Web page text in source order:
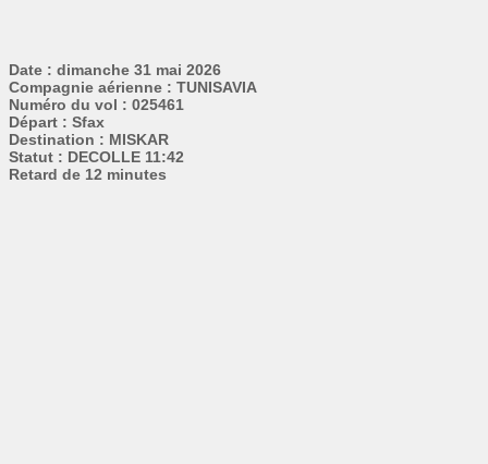
Date : dimanche 31 mai 2026
Compagnie aérienne : TUNISAVIA
Numéro du vol : 025461
Départ : Sfax
Destination : MISKAR
Statut : DECOLLE 11:42
Retard de 12 minutes